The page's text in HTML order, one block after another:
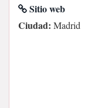
Sitio web
Ciudad: Madrid